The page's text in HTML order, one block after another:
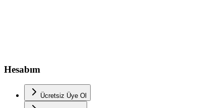
Hesabım
Ücretsiz Üye Ol